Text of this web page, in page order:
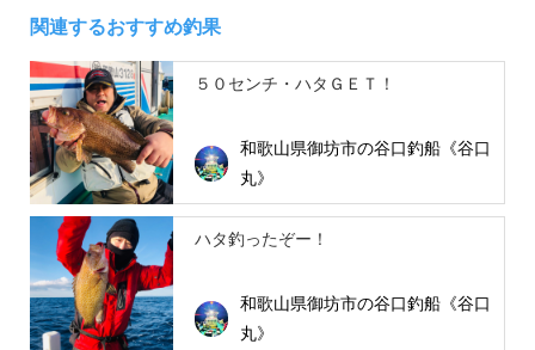
関連するおすすめ釣果
５０センチ・ハタＧＥＴ！
和歌山県御坊市の谷口釣船《谷口
丸》
ハタ釣ったぞー！
和歌山県御坊市の谷口釣船《谷口
丸》